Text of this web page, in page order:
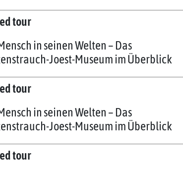
tour
in seinen Welten – Das
Joest-Museum im Überblick
tour
in seinen Welten – Das
Joest-Museum im Überblick
tour